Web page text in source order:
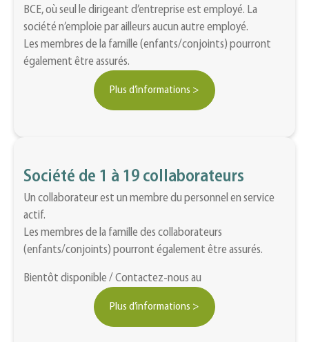
BCE, où seul le dirigeant d’entreprise est employé. La
société n’emploie par ailleurs aucun autre employé.
Les membres de la famille (enfants/conjoints) pourront
également être assurés.
Plus d’informations >
Société de 1 à 19 collaborateurs
Un collaborateur est un membre du personnel en service
actif.
Les membres de la famille des collaborateurs
(enfants/conjoints) pourront également être assurés.
Bientôt disponible / Contactez-nous au
Plus d’informations >